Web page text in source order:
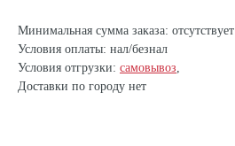
Минимальная сумма заказа: отсутствует
Условия оплаты: нал/безнал
Условия отгрузки: самовывоз,
Доставки по городу нет